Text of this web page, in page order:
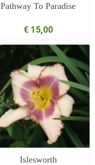
Pathway To Paradise
€ 15,00
Islesworth